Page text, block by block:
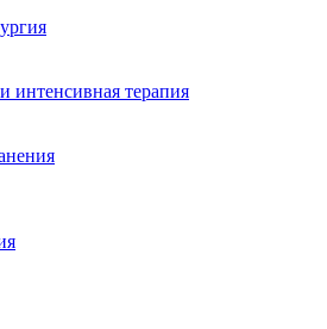
интенсивная терапия